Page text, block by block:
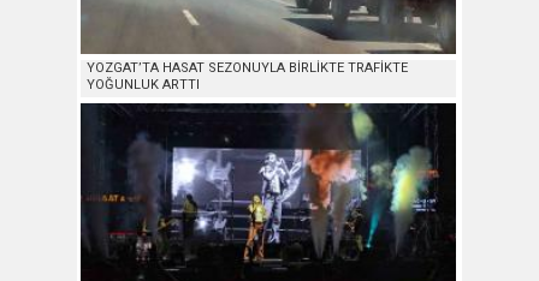
YOZGAT’TA HASAT SEZONUYLA BİRLİKTE TRAFİKTE
YOĞUNLUK ARTTI